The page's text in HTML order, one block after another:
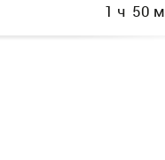
1 ч 50 м